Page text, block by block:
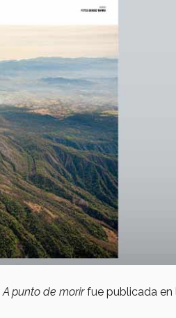
A punto de morirfue publicada en